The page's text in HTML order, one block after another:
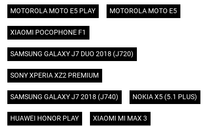
MOTOROLA MOTO E5 PLAY MOTOROLA MOTO E5
XIAOMI POCOPHONE F1
SAMSUNG GALAXY J7 DUO 2018 (J720)
SONY XPERIA XZ2 PREMIUM
SAMSUNG GALAXY J7 2018 (J740) NOKIA X5 (5.1 PLUS)
HUAWEI HONOR PLAY XIAOMI MI MAX 3